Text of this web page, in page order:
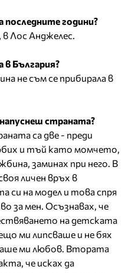
последните години?
Лос Анджелес.
в България?
не съм се прибирала в
страната?
са две - преди
и тъй като момчето,
заминах при него. В
личен връх в
си на модел и това спря
за мен. Осъзнавах, че
на детската
ми липсваше и не бях
ми любов. Втората
че исках да